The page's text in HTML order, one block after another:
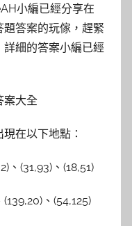
小編已經分享在
答案的玩傢，趕緊
詳細的答案小編已經
案大全
現在以下地點∶
、(31,93)、(18,51)
、(54,125)